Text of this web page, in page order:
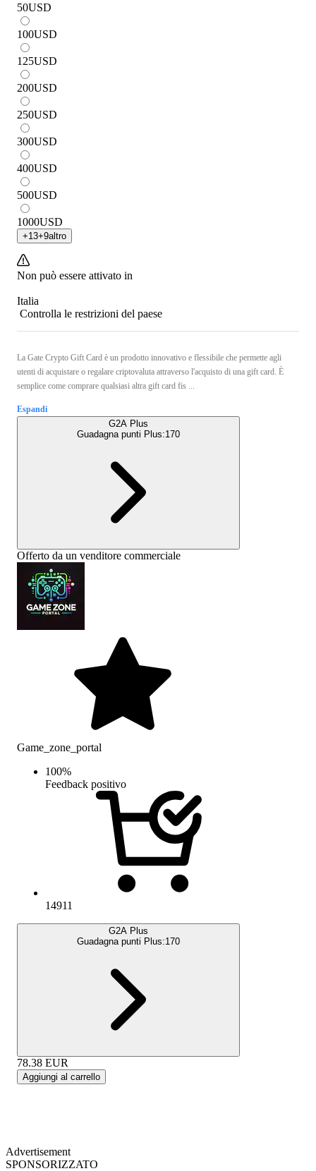
50USD
100USD
125USD
200USD
250USD
300USD
400USD
500USD
1000USD
+13+9altro
Non può essere attivato in
Italia
Controlla le restrizioni del paese
La Gate Crypto Gift Card è un prodotto innovativo e flessibile che permette agli
utenti di acquistare o regalare criptovaluta attraverso l'acquisto di una gift card. È
semplice come comprare qualsiasi altra gift card fis ...
Espandi
G2A Plus
Guadagna punti Plus:170
Offerto da un venditore commerciale
Game_zone_portal
100%
Feedback positivo
14911
G2A Plus
Guadagna punti Plus:170
78.38 EUR
Aggiungi al carrello
Advertisement
SPONSORIZZATO